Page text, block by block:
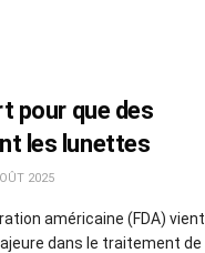
pour que des
les lunettes
2025
américaine (FDA) vient
dans le traitement de